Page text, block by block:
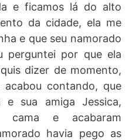
e ficamos lá do alto
da cidade, ela me
e que seu namorado
perguntei por que ela
dizer de momento,
contando, que
e sua amiga Jessica,
cama e acabaram
havia pego as